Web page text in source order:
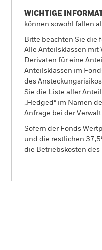
WICHTIGE
können sowohl fallen
Bitte beachten Sie die
Alle Anteilsklassen mit
Derivaten für eine
Anteilsklassen im
des
Sie die Liste aller
„Hedged“ im Namen
Anfrage bei der
Sofern der Fonds
und die restlichen
die Betriebskosten